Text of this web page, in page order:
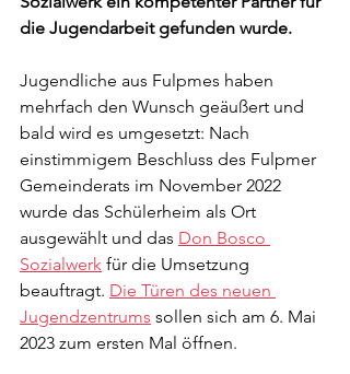
die Jugendarbeit gefunden wurde.
Jugendliche aus Fulpmes haben
mehrfach den Wunsch geäußert und
bald wird es umgesetzt: Nach
einstimmigem Beschluss des Fulpmer
Gemeinderats im November 2022
wurde das Schülerheim als Ort
ausgewählt und das Don Bosco
Sozialwerk für die Umsetzung
beauftragt. Die Türen des neuen
Jugendzentrums sollen sich am 6. Mai
2023 zum ersten Mal öffnen.